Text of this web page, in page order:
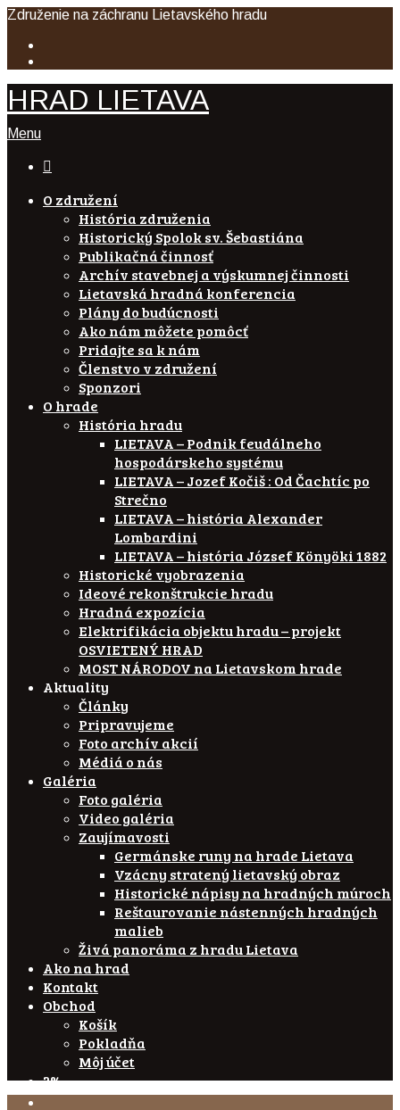
Združenie na záchranu Lietavského hradu
HRAD LIETAVA
Menu

O združení
História združenia
Historický Spolok sv. Šebastiána
Publikačná činnosť
Archív stavebnej a výskumnej činnosti
Lietavská hradná konferencia
Plány do budúcnosti
Ako nám môžete pomôcť
Pridajte sa k nám
Členstvo v združení
Sponzori
O hrade
História hradu
LIETAVA – Podnik feudálneho
hospodárskeho systému
LIETAVA – Jozef Kočiš : Od Čachtíc po
Strečno
LIETAVA – história Alexander
Lombardini
LIETAVA – história József Könyöki 1882
Historické vyobrazenia
Ideové rekonštrukcie hradu
Hradná expozícia
Elektrifikácia objektu hradu – projekt
OSVIETENÝ HRAD
MOST NÁRODOV na Lietavskom hrade
Aktuality
Články
Pripravujeme
Foto archív akcií
Médiá o nás
Galéria
Foto galéria
Video galéria
Zaujímavosti
Germánske runy na hrade Lietava
Vzácny stratený lietavský obraz
Historické nápisy na hradných múroch
Reštaurovanie nástenných hradných
malieb
Živá panoráma z hradu Lietava
Ako na hrad
Kontakt
Obchod
Košík
Pokladňa
Môj účet
2%